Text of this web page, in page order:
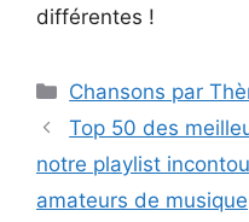
différentes !
Catégories
Chansons par
Top 50 des
notre playlist
amateurs de musique